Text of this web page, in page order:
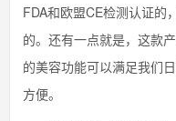
FDA和欧盟CE检测认证的
的。还有一点就是，这款
的美容功能可以满足我们
方便。